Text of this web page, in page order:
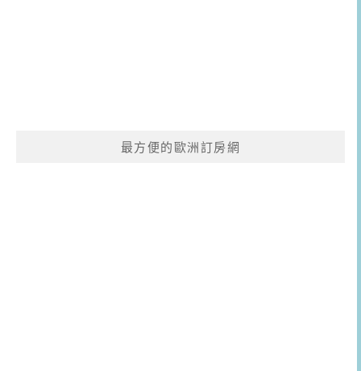
最方便的歐洲訂房網